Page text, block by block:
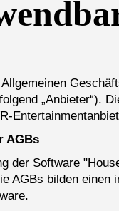
„Anbieter“).
AGBs
der Software
AGBs bilden einen